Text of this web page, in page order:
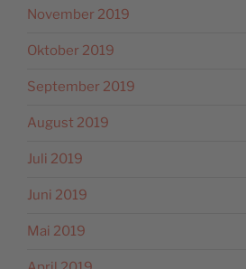
November 2019
Oktober 2019
September 2019
August 2019
Juli 2019
Juni 2019
Mai 2019